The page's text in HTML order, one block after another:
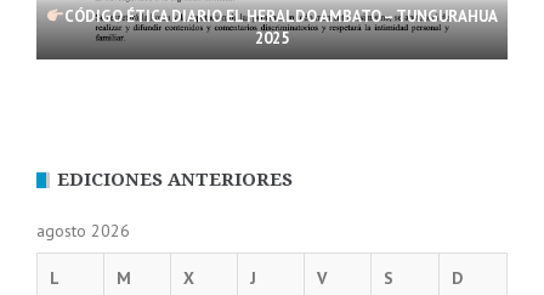
CÓDIGO ÉTICA DIARIO EL HERALDO AMBATO – TUNGURAHUA
2025
EDICIONES ANTERIORES
agosto 2026
L M X J V S D